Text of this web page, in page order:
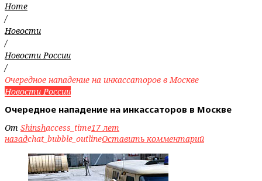
Home
/
Новости
/
Новости России
/
Очередное нападение на инкассаторов в Москве
Новости России
Очередное нападение на инкассаторов в Москве
От Shinshaccess_time17 лет
назадchat_bubble_outlineОставить комментарий